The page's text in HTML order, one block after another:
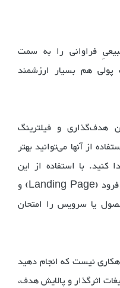
فراوانی را به سمت
هم بسیار ارزشمند
هدف‌گذاری و فیلترینگ
از آنها می‌توانید بهتر
با استفاده از این
قابلیت‌ها، می‌توانید تاثیر صفحه‌های فرود (Landing Page) و
یا سرویس را امتحان
نیست که انجام دهید
اثرگذار و پالایش هدف،